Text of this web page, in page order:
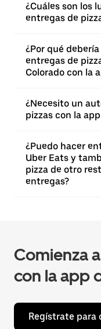
¿Cuáles son los
entregas de
¿Por qué
entregas de
Colorado con la
¿Necesito un
pizzas con la
¿Puedo hacer
Uber Eats y
pizza de otro
entregas?
Comienza
con la app
Regístrate para